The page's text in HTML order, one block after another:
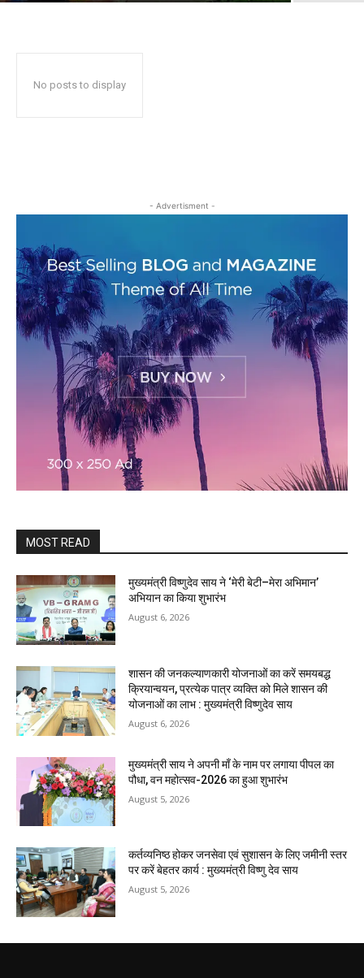
No posts to display
- Advertisment -
MOST READ
मुख्यमंत्री विष्णुदेव साय ने ‘मेरी बेटी–मेरा अभिमान’
अभियान का किया शुभारंभ
August 6, 2026
शासन की जनकल्याणकारी योजनाओं का करें समयबद्ध
क्रियान्वयन, प्रत्येक पात्र व्यक्ति को मिले शासन की
योजनाओं का लाभ : मुख्यमंत्री विष्णुदेव साय
August 6, 2026
मुख्यमंत्री साय ने अपनी माँ के नाम पर लगाया पीपल का
पौधा, वन महोत्सव-2026 का हुआ शुभारंभ
August 5, 2026
कर्तव्यनिष्ठ होकर जनसेवा एवं सुशासन के लिए जमीनी स्तर
पर करें बेहतर कार्य : मुख्यमंत्री विष्णु देव साय
August 5, 2026